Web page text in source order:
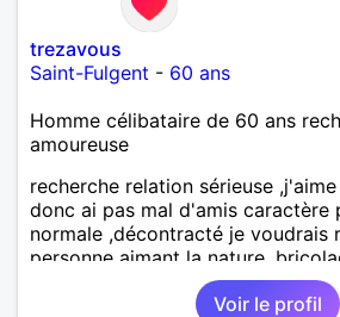
trezavous
Saint-Fulgent - 60 ans
Homme célibataire de 60 ans
amoureuse
recherche relation sérieuse
donc ai pas mal d'amis caractère
normale ,décontracté je voudrais
personne aimant la nature
simple et naturel à vos claviers
Voir le profil